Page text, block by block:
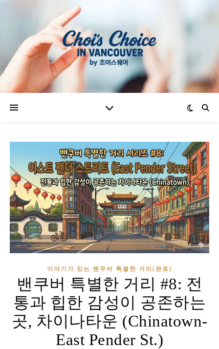
이야기가 있는 밴쿠버 특별한 거리(완료)
밴쿠버 특별한 거리 #8: 전
통과 힙한 감성이 공존하는
곳, 차이나타운 (Chinatown-
East Pender St.)